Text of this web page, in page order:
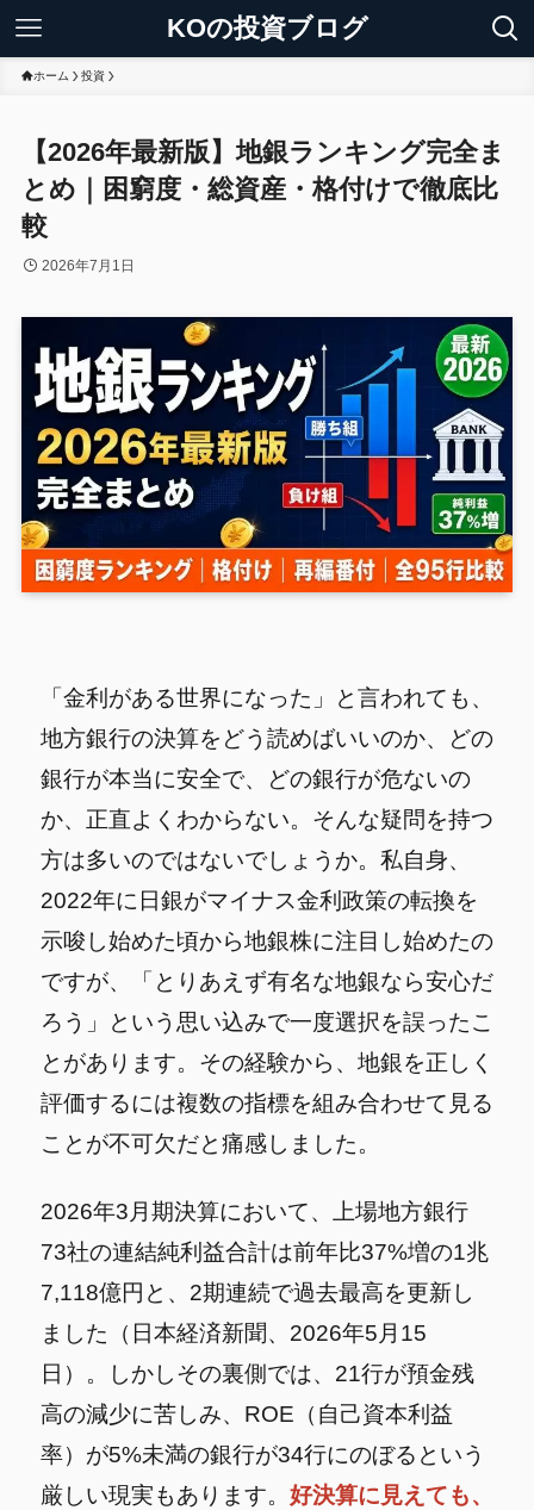
KOの投資ブログ
ホーム 投資
【2026年最新版】地銀ランキング完全ま
とめ｜困窮度・総資産・格付けで徹底比
較
2026年7月1日
「金利がある世界になった」と言われても、
地方銀行の決算をどう読めばいいのか、どの
銀行が本当に安全で、どの銀行が危ないの
か、正直よくわからない。そんな疑問を持つ
方は多いのではないでしょうか。私自身、
2022年に日銀がマイナス金利政策の転換を
示唆し始めた頃から地銀株に注目し始めたの
ですが、「とりあえず有名な地銀なら安心だ
ろう」という思い込みで一度選択を誤ったこ
とがあります。その経験から、地銀を正しく
評価するには複数の指標を組み合わせて見る
ことが不可欠だと痛感しました。
2026年3月期決算において、上場地方銀行
73社の連結純利益合計は前年比37%増の1兆
7,118億円と、2期連続で過去最高を更新し
ました（日本経済新聞、2026年5月15
日）。しかしその裏側では、21行が預金残
高の減少に苦しみ、ROE（自己資本利益
率）が5%未満の銀行が34行にのぼるという
厳しい現実もあります。 好決算に見えても、